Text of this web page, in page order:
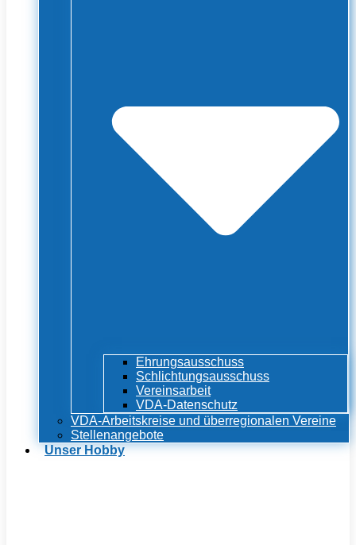
Ehrungsausschuss
Schlichtungsausschuss
Vereinsarbeit
VDA-Datenschutz
VDA-Arbeitskreise und überregionalen Vereine
Stellenangebote
Unser Hobby